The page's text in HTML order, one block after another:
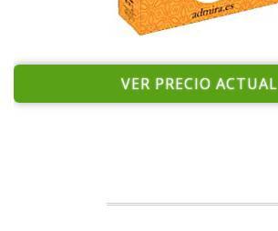
VER PRECIO ACTUAL